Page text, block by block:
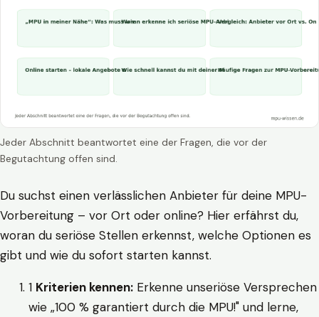
Jeder Abschnitt beantwortet eine der Fragen, die vor der
Begutachtung offen sind.
Du suchst einen verlässlichen Anbieter für deine MPU-
Vorbereitung – vor Ort oder online? Hier erfährst du,
woran du seriöse Stellen erkennst, welche Optionen es
gibt und wie du sofort starten kannst.
1 Kriterien kennen: Erkenne unseriöse Versprechen
wie „100 % garantiert durch die MPU!" und lerne,